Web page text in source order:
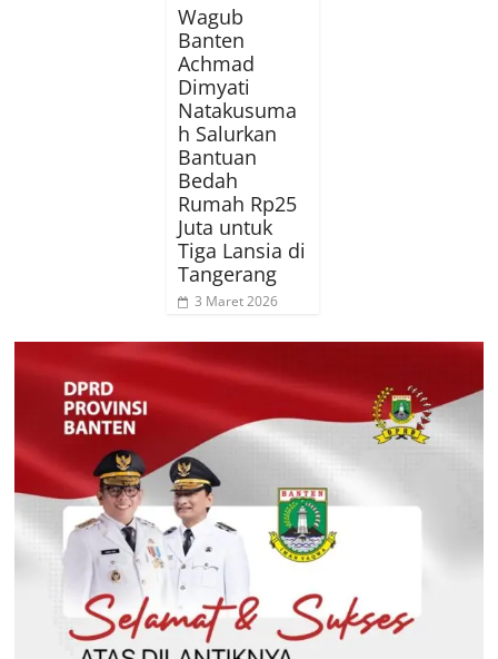
Wagub
Banten
Achmad
Dimyati
Natakusuma
h Salurkan
Bantuan
Bedah
Rumah Rp25
Juta untuk
Tiga Lansia di
Tangerang
3 Maret 2026